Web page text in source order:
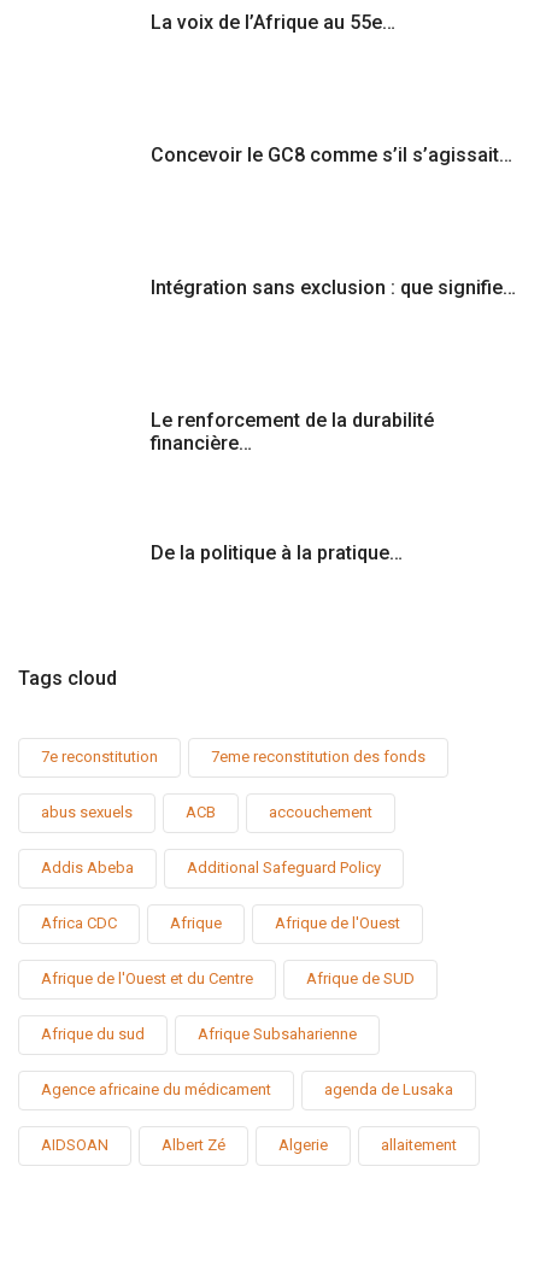
La voix de l’Afrique au 55e…
Concevoir le GC8 comme s’il s’agissait…
Intégration sans exclusion : que signifie…
Le renforcement de la durabilité
financière…
De la politique à la pratique…
Tags cloud
7e reconstitution 7eme reconstitution des fonds
abus sexuels ACB accouchement
Addis Abeba Additional Safeguard Policy
Africa CDC Afrique Afrique de l'Ouest
Afrique de l'Ouest et du Centre Afrique de SUD
Afrique du sud Afrique Subsaharienne
Agence africaine du médicament agenda de Lusaka
AIDSOAN Albert Zé Algerie allaitement